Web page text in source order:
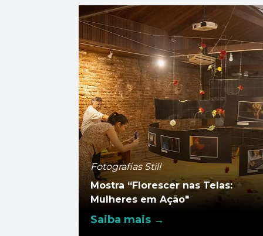
Fotografias Still
Mostra “Florescer nas Telas:
Mulheres em Ação"
Saiba mais →